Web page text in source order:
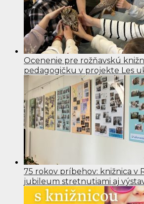
Ocenenie pre rožňavskú
pedagogičku v projekte Les
75 rokov príbehov: knižnica v
jubileum stretnutiami aj